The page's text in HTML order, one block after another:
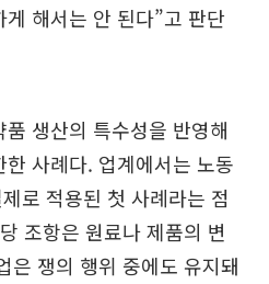
해서는 안 된다”고 판단
생산의 특수성을 반영해
사례다. 업계에서는 노동
로 적용된 첫 사례라는 점
조항은 원료나 제품의 변
은 쟁의 행위 중에도 유지돼